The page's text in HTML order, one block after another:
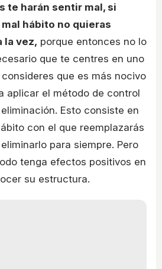
te harán sentir mal, si
hábito no quieras
la vez, porque entonces no lo
que te centres en uno
que es más nocivo
aplicar el método de control
Esto consiste en
con el que reemplazarás
para siempre. Pero
tenga efectos positivos en
su estructura.